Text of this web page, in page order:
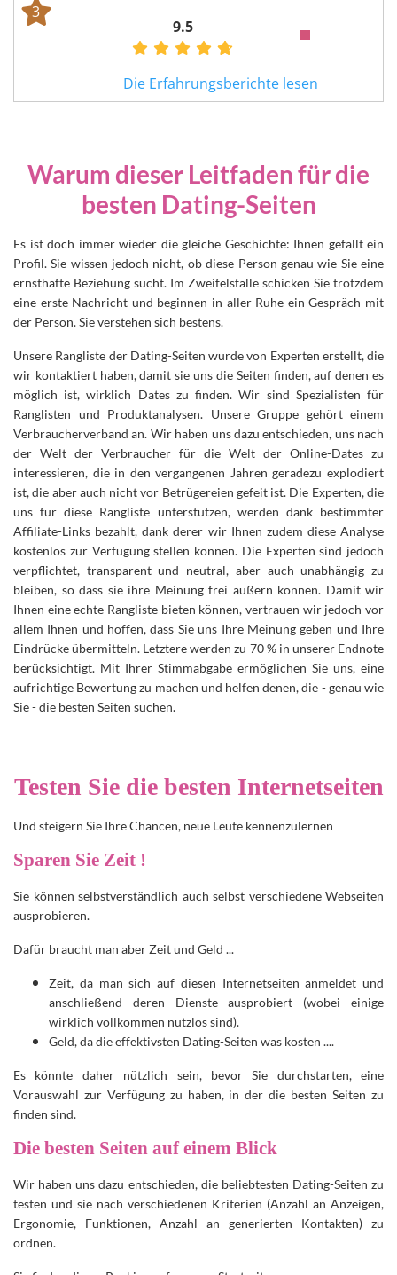
3
9.5
Die Erfahrungsberichte lesen
Warum dieser Leitfaden für die
besten Dating-Seiten
Es ist doch immer wieder die gleiche Geschichte: Ihnen gefällt ein
Profil. Sie wissen jedoch nicht, ob diese Person genauwie Sieeine
ernsthafte Beziehung sucht. Im Zweifelsfalle schicken Sie trotzdem
eine erste Nachricht und beginnen in aller Ruhe ein Gespräch mit
der Person. Sieverstehen sich bestens.
Unsere Rangliste der Dating-Seiten wurde von Experten erstellt, die
wir kontaktiert haben, damit sie uns die Seiten finden, auf denen es
möglich ist,wirklich Dates zu finden. Wir sind Spezialisten für
Ranglisten und Produktanalysen. Unsere Gruppe gehört einem
Verbraucherverband an. Wir haben uns dazu entschieden, uns nach
der Welt der Verbraucher für die Welt der Online-Dates zu
interessieren, die in den vergangenen Jahren geradezu explodiert
ist, die aber auch nicht vor Betrügereien gefeit ist. Die Experten, die
uns für diese Rangliste unterstützen, werden dank bestimmter
Affiliate-Links bezahlt, dank derer wir Ihnen zudem diese Analyse
kostenlos zur Verfügung stellen können. Die Experten sind jedoch
verpflichtet, transparent und neutral, aber auch unabhängig zu
bleiben, so dass sie ihre Meinung frei äußern können. Damit wir
Ihnen eine echte Rangliste bieten können, vertrauen wir jedoch vor
allem Ihnen und hoffen, dass Sie uns Ihre Meinung geben und Ihre
Eindrücke übermitteln. Letztere werden zu 70 % in unserer Endnote
berücksichtigt. Mit Ihrer Stimmabgabe ermöglichen Sie uns, eine
aufrichtige Bewertung zu machen und helfen denen, die - genau wie
Sie - die besten Seiten suchen.
Testen Sie die besten Internetseiten
Und steigern Sie Ihre Chancen, neue Leute kennenzulernen
Sparen Sie Zeit !
Sie können selbstverständlich auch selbst verschiedene Webseiten
ausprobieren.
Dafür braucht man aber Zeit und Geld ...
Zeit, da man sich auf diesen Internetseiten anmeldet und
anschließend deren Dienste ausprobiert (wobei einige
wirklich vollkommen nutzlos sind).
Geld, da die effektivsten Dating-Seiten was kosten ....
Es könnte daher nützlich sein, bevor Sie durchstarten, eine
Vorauswahl zur Verfügung zu haben, in der die besten Seiten zu
finden sind.
Die besten Seiten auf einem Blick
Wir haben uns dazu entschieden, die beliebtesten Dating-Seiten zu
testen und sie nach verschiedenen Kriterien (Anzahl an Anzeigen,
Ergonomie, Funktionen, Anzahl an generierten Kontakten) zu
ordnen.